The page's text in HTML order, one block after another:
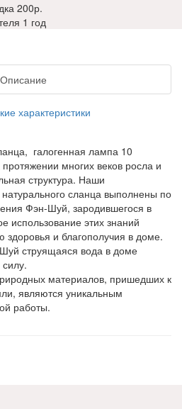
200р.
1 год
Описание
характеристики
галогенная лампа 10
многих веков росла и
структура. Наши
сланца выполнены по
Фэн-Шуй, зародившегося в
использование этих знаний
здоровья и благополучия в доме.
струящаяся вода в доме
материалов, пришедших к
являются уникальным
работы.